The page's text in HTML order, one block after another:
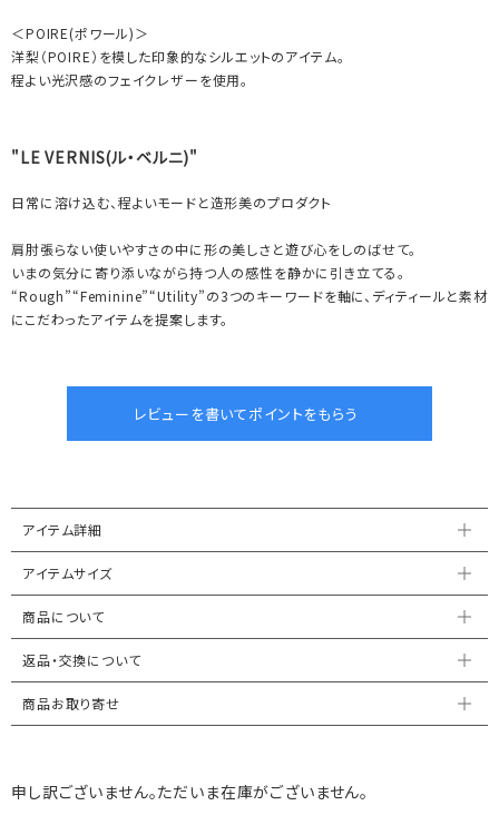
＜POIRE(ポワール)＞
洋梨（POIRE）を模した印象的なシルエットのアイテム。
程よい光沢感のフェイクレザーを使用。
"LE VERNIS(ル・ベルニ)"
日常に溶け込む、程よいモードと造形美のプロダクト
肩肘張らない使いやすさの中に形の美しさと遊び心をしのばせて。
いまの気分に寄り添いながら持つ人の感性を静かに引き立てる。
“Rough”“Feminine”“Utility”の3つのキーワードを軸に、ディティールと素材
にこだわったアイテムを提案します。
アイテム詳細
アイテムサイズ
商品について
返品・交換について
商品お取り寄せ
申し訳ございません。ただいま在庫がございません。